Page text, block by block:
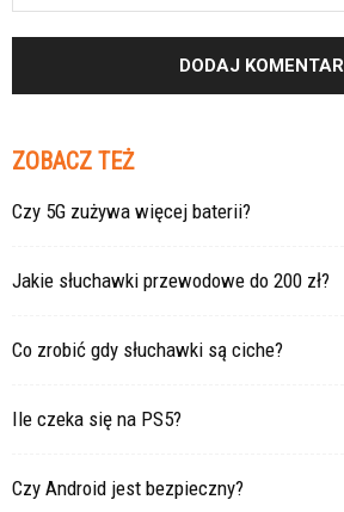
ZOBACZ TEŻ
Czy 5G zużywa więcej baterii?
Jakie słuchawki przewodowe do 200 zł?
Co zrobić gdy słuchawki są ciche?
Ile czeka się na PS5?
Czy Android jest bezpieczny?